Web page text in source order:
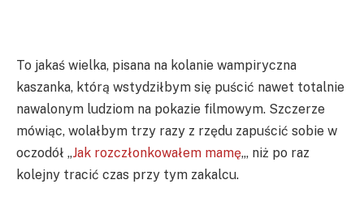
To jakaś wielka, pisana na kolanie wampiryczna
kaszanka, którą wstydziłbym się puścić nawet totalnie
nawalonym ludziom na pokazie filmowym. Szczerze
mówiąc, wolałbym trzy razy z rzędu zapuścić sobie w
oczodół „Jak rozczłonkowałem mamę„, niż po raz
kolejny tracić czas przy tym zakalcu.